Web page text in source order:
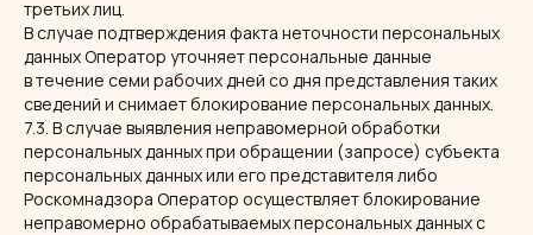
третьих лиц.
В случае подтверждения факта неточности персональных
данных Оператор уточняет персональные данные
в течение семи рабочих дней со дня представления таких
сведений и снимает блокирование персональных данных.
7.3. В случае выявления неправомерной обработки
персональных данных при обращении (запросе) субъекта
персональных данных или его представителя либо
Роскомнадзора Оператор осуществляет блокирование
неправомерно обрабатываемых персональных данных с